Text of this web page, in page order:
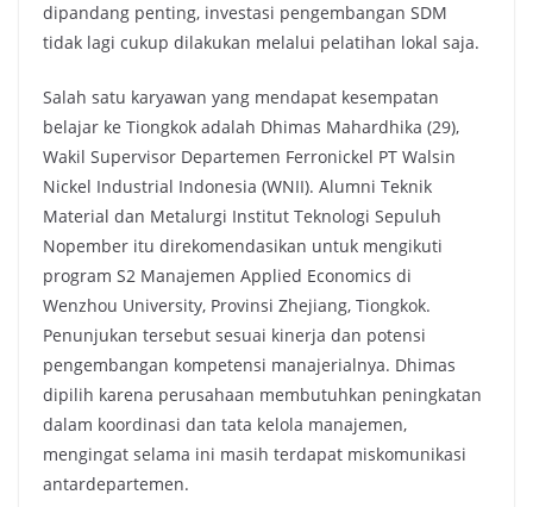
dipandang penting, investasi pengembangan SDM
tidak lagi cukup dilakukan melalui pelatihan lokal saja.
Salah satu karyawan yang mendapat kesempatan
belajar ke Tiongkok adalah Dhimas Mahardhika (29),
Wakil Supervisor Departemen Ferronickel PT Walsin
Nickel Industrial Indonesia (WNII). Alumni Teknik
Material dan Metalurgi Institut Teknologi Sepuluh
Nopember itu direkomendasikan untuk mengikuti
program S2 Manajemen Applied Economics di
Wenzhou University, Provinsi Zhejiang, Tiongkok.
Penunjukan tersebut sesuai kinerja dan potensi
pengembangan kompetensi manajerialnya. Dhimas
dipilih karena perusahaan membutuhkan peningkatan
dalam koordinasi dan tata kelola manajemen,
mengingat selama ini masih terdapat miskomunikasi
antardepartemen.